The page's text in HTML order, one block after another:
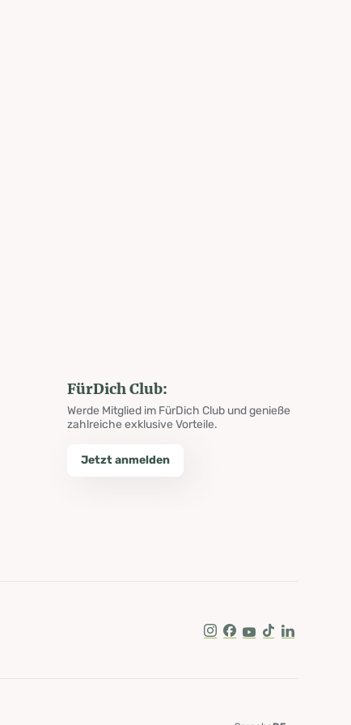
FürDich Club:
Werde Mitglied im FürDich Club und genieße
zahlreiche exklusive Vorteile.
Jetzt anmelden
Instagram
Facebook
Youtube
Tik TokLinkedIn